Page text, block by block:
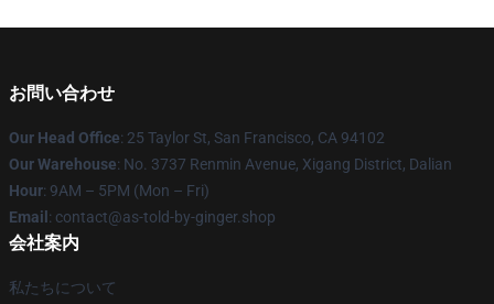
お問い合わせ
Our Head Office: 25 Taylor St, San Francisco, CA 94102
Our Warehouse: No. 3737 Renmin Avenue, Xigang District, Dalian
Hour: 9AM – 5PM (Mon – Fri)
Email : contact@as-told-by-ginger.shop
会社案内
私たちについて